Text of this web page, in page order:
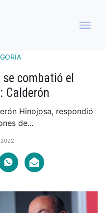
combatió el
Calderón
Hinojosa, respondió
de...
2022